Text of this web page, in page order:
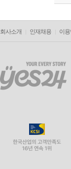
회사소개 인재채용 이